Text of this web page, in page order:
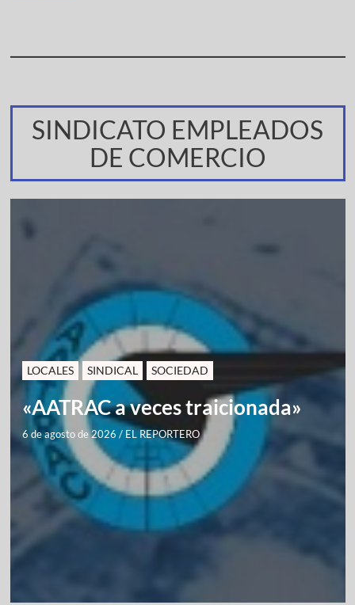
SINDICATO EMPLEADOS
DE COMERCIO
LOCALES SINDICAL SOCIEDAD
«AATRAC a veces traicionada»
6 de agosto de 2026 / EL REPORTERO